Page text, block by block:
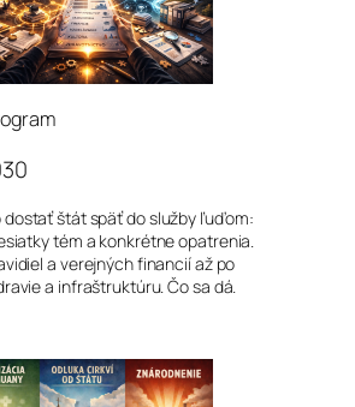
dostať štát späť do služby ľuďom:
tém a konkrétne opatrenia.
a verejných financií až po
a infraštruktúru. Čo sa dá.